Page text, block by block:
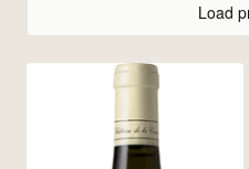
よくあるご質問
お問い合わせ
銘柄コード
Load